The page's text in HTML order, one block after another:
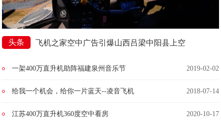
头条 飞机之家空中广告引爆山西吕梁中阳县上空
一架400万直升机助阵福建泉州音乐节 2019-02-02
给我一个机会，给你一片蓝天--凌音飞机 2018-07-14
江苏400万直升机360度空中看房 2020-10-17